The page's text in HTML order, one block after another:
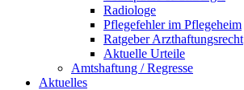
Radiologe
Pflegefehler im Pflegeheim
Ratgeber Arzthaftungsrecht
Aktuelle Urteile
Amtshaftung / Regresse
Aktuelles